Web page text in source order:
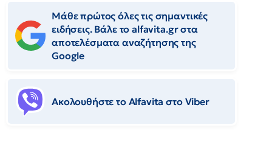
Μάθε πρώτος όλες τις σημαντικές
ειδήσεις. Βάλε το alfavita.gr στα
αποτελέσματα αναζήτησης της
Google
Ακολουθήστε το Αlfavita στο Viber